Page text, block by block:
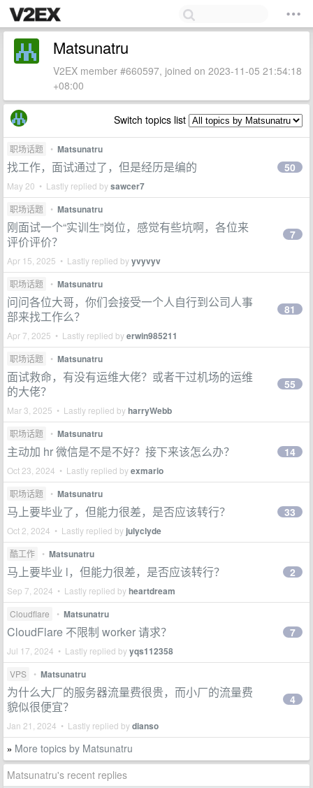
Matsunatru
V2EX member #660597, joined on 2023-11-05 21:54:18
+08:00
Switch topics list
职场话题 • Matsunatru
找工作，面试通过了，但是经历是编的
May 20 • Lastly replied bysawcer7
50
职场话题 • Matsunatru
刚面试一个“实训生”岗位，感觉有些坑啊，各位来
评价评价？
Apr 15, 2025 • Lastly replied byyvyvyv
7
职场话题 • Matsunatru
问问各位大哥，你们会接受一个人自行到公司人事
部来找工作么？
Apr 7, 2025 • Lastly replied byerwin985211
81
职场话题 • Matsunatru
面试救命，有没有运维大佬？或者干过机场的运维
的大佬？
Mar 3, 2025 • Lastly replied byharryWebb
55
职场话题 • Matsunatru
主动加 hr 微信是不是不好？接下来该怎么办？
Oct 23, 2024 • Lastly replied byexmario
14
职场话题 • Matsunatru
马上要毕业了，但能力很差，是否应该转行？
Oct 2, 2024 • Lastly replied by julyclyde
33
酷工作 • Matsunatru
马上要毕业 l，但能力很差，是否应该转行？
Sep 7, 2024 • Lastly replied byheartdream
2
Cloudflare • Matsunatru
CloudFlare 不限制 worker 请求？
Jul 17, 2024 • Lastly replied byyqs112358
7
VPS • Matsunatru
为什么大厂的服务器流量费很贵，而小厂的流量费
貌似很便宜？
Jan 21, 2024 • Lastly replied bydianso
4
» More topics by Matsunatru
Matsunatru's recent replies